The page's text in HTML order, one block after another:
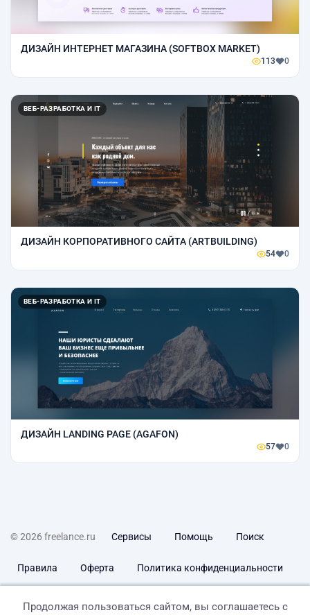
ДИЗАЙН ИНТЕРНЕТ МАГАЗИНА (SOFTBOX MARKET)
113 0
ВЕБ-РАЗРАБОТКА И IT
ДИЗАЙН КОРПОРАТИВНОГО САЙТА (ARTBUILDING)
54 0
ВЕБ-РАЗРАБОТКА И IT
ДИЗАЙН LANDING PAGE (AGAFON)
57 0
© 2026 freelance.ru Сервисы Помощь Поиск
Правила Оферта Политика конфиденциальности
Продолжая пользоваться сайтом, вы соглашаетесь с